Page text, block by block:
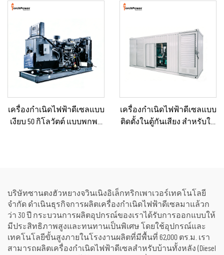
แร่/การผลิตในโรงงาน และ
กำเนิดไฟฟ้าดีเซลสำรอง
เครื่องกำเนิดไฟฟ้าดีเซลแบบ
เงียบ 50 กิโลวัตต์ แบบพกพา
เครื่องกำเนิดไฟฟ้าดีเซลแบบ
ติดตั้งในตู้กันเสียง สำหรับใช้
บริษัทซานตงฮัวหยางจวินเนิงอิเล็กทริกเพาเวอร์เทคโนโลยี
จำกัด ดำเนินธุรกิจการผลิตเครื่องกำเนิดไฟฟ้าดีเซลมาแล้วก
ว่า 30 ปี กระบวนการผลิตอุปกรณ์ของเราได้รับการออกแบบให้
มีประสิทธิภาพสูงและทนทานเป็นพิเศษ โดยใช้อุปกรณ์และ
เทคโนโลยีขั้นสูงภายในโรงงานผลิตที่มีพื้นที่ 62,000 ตร.ม. เรา
สามารถผลิตเครื่องกำเนิดไฟฟ้าดีเซลสำหรับบ้านทั้งหลัง (Diesel